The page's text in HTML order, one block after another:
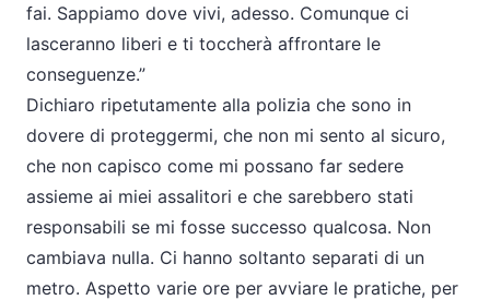
fai. Sappiamo dove vivi, adesso. Comunque ci
lasceranno liberi e ti toccherà affrontare le
conseguenze.”
Dichiaro ripetutamente alla polizia che sono in
dovere di proteggermi, che non mi sento al sicuro,
che non capisco come mi possano far sedere
assieme ai miei assalitori e che sarebbero stati
responsabili se mi fosse successo qualcosa. Non
cambiava nulla. Ci hanno soltanto separati di un
metro. Aspetto varie ore per avviare le pratiche, per